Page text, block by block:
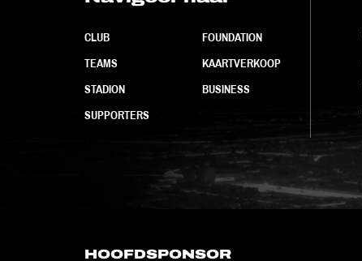
CLUB
TEAMS
STADION
SUPPORTERS
FOUNDATION
KAARTVERKOOP
BUSINESS
HOOFDSPONSOR